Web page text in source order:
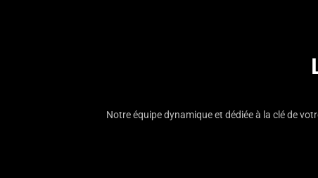
Notre équipe dynamique et dédiée à la clé de